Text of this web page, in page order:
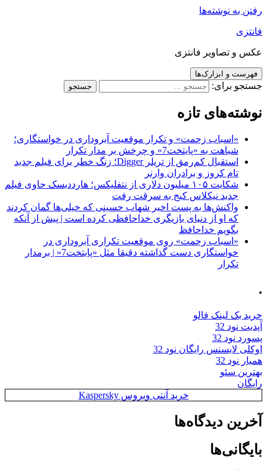
رفتن به نوشته‌ها
فانتزی
عکس و تصاویر فانتزی
فهرست و ابزارک‌ها
جستجو برای:
نوشته‌های تازه
«اسباب زحمت» و تکرار موقعیت آبروداری در خواستگاری؛
شباهت به «پایتخت7» و چرخش بر مدار تکرار
استقبال کم‌رمق از تریلر Digger؛ زنگ خطر برای فیلم جدید
تام کروز و برادران وارنر
شکایت ۱۰۵ میلیون دلاری از نتفلیکس؛ هارددیسک حاوی فیلم
جدید نیکلاس کیج به سرقت رفت
واکنش‌ها به پست اخیر شهاب حسینی که خیلی‌ها گمان کردند
که او از دنیای بازیگری خداحافظی کرده است | پیش از آنکه
بگویم خداحافظ
«اسباب زحمت» روی موقعیت تکراری آبروداری در
خواستگاری دست گذاشته دقیقا مثل «پایتخت7» | برمدار
تکرار
.
خرید بک لینک فالو
آپدیت نود 32
پسورد نود 32
اوکلی لایسنس رایگان نود 32
همیار نود 32
بهترین سئو
رایگان
خرید آنتی ویروس Kaspersky
آخرین دیدگاه‌ها
بایگانی‌ها